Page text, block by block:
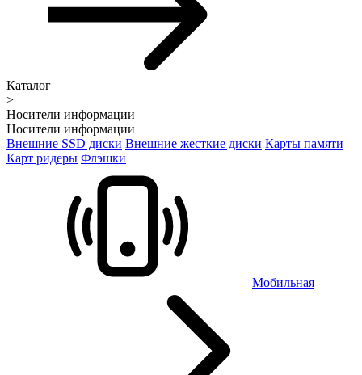
Каталог
>
Носители информации
Носители информации
Внешние SSD диски Внешние жесткие диски Карты памяти
Карт ридеры Флэшки
Мобильная